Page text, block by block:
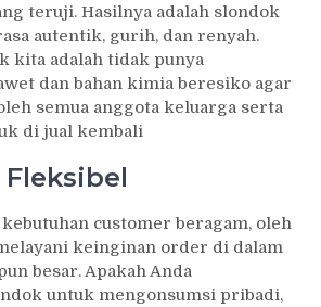
teruji. Hasilnya adalah slondok
autentik, gurih, dan renyah.
kita adalah tidak punya
dan bahan kimia beresiko agar
semua anggota keluarga serta
di jual kembali
Fleksibel
customer beragam, oleh
keinginan order di dalam
besar. Apakah Anda
untuk mengonsumsi pribadi,